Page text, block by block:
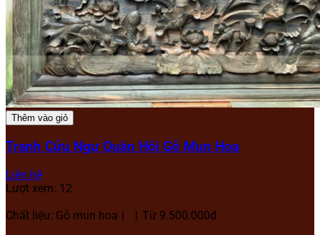
Thêm vào giỏ
Tranh Cửu Ngư Quần Hội Gỗ Mun Hoa
Liên hệ
Lượt xem: 12
Chất liệu: Gỗ mun hoa
Từ 9.500.000đ